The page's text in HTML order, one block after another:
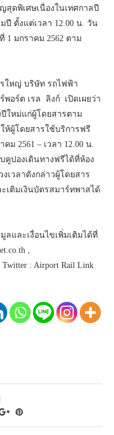
สุดพิเศษเนื่องในเทศกาลปี
ตั้งแต่เวลา 12.00 น. วัน
1 มกราคม 2562 ตาม
ใหญ่ บริษัท รถไฟฟ้า
พอร์ต เรล ลิงก์ เปิดเผยว่า
ใหม่แก่ผู้โดยสารตาม
ห้ผู้โดยสารใช้บริการฟรี
ม 2561 – เวลา 12.00 น.
คูปองเดินทางฟรีได้ที่ห้อง
เวลาดังกล่าวผู้โดยสาร
เติมเงินบัตรสมาร์ทพาสได้
และเงื่อนไขเพิ่มเติมได้ที่
,
Twitter : Airport Rail Link